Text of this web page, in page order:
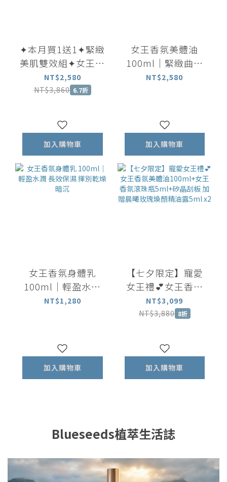
✦本月買1送1✦緊緻
美肌雙效組✦女王香
氛美體油100ml 贈
美體乳100ml
NT$2,580
NT$3,860 6.7折
加入購物車
女王香氛美體油
100ml｜緊緻曲線
放鬆身心 穴道按摩
NT$2,580
加入購物車
女王香氛身體乳
100ml｜輕盈水潤
長效保濕 揮別乾燥
NT$1,280
加入購物車
【七夕限定】寵愛
女王禮💕女王香氛
美體油100ml+女王
香氛滾珠瓶5ml+矽
瑰煥顏精油露5ml
x2
NT$3,099
NT$3,880 8折
加入購物車
Blueseeds植萃生活誌